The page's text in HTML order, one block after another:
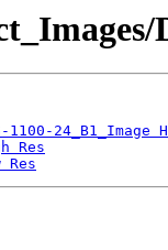
1100-
Res
Res